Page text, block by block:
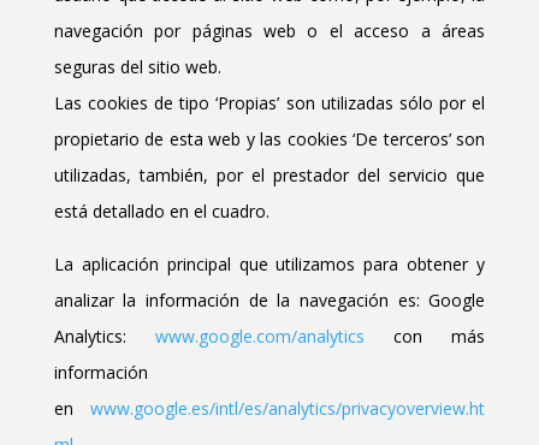
navegación por páginas web o el acceso a áreas
seguras del sitio web.
Las cookies de tipo ‘Propias’ son utilizadas sólo por el
propietario de esta web y las cookies ‘De terceros’ son
utilizadas, también, por el prestador del servicio que
está detallado en el cuadro.
La aplicación principal que utilizamos para obtener y
analizar la información de la navegación es: Google
Analytics:
www.google.com/analytics
con más
información
en
www.google.es/intl/es/analytics/privacyoverview.ht